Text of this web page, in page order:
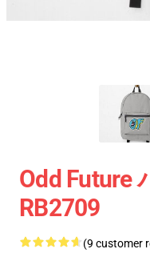
Odd Future
RB2709
(9 customer